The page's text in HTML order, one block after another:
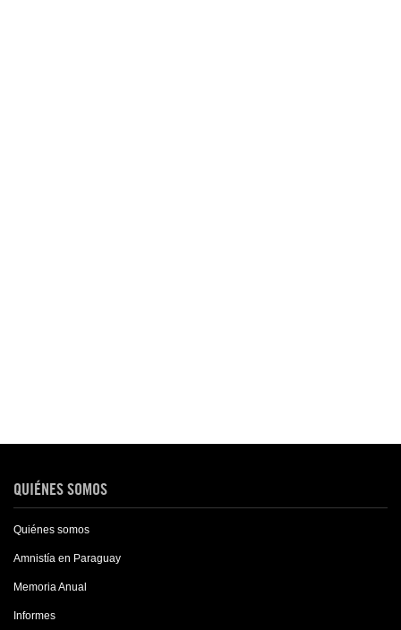
QUIÉNES SOMOS
Quiénes somos
Amnistía en Paraguay
Memoria Anual
Informes